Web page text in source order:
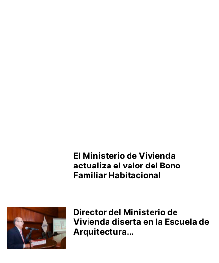
El Ministerio de Vivienda
actualiza el valor del Bono
Familiar Habitacional
Director del Ministerio de
Vivienda diserta en la Escuela de
Arquitectura...